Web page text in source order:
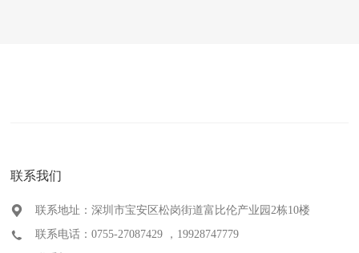
联系我们
联系地址：深圳市宝安区松岗街道富比伦产业园2栋10楼
联系电话：0755-27087429 ，19928747779